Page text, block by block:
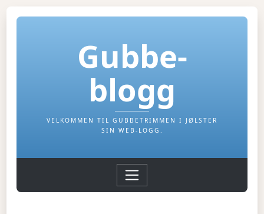
Gubbe-
blogg
VELKOMMEN TIL GUBBETRIMMEN I JØLSTER
SIN WEB-LOGG.